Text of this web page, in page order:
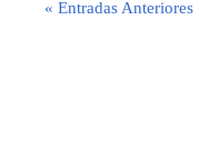
« Entradas Anteriores